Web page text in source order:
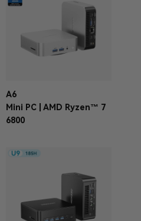
A6
Mini PC | AMD Ryzen™ 7
6800